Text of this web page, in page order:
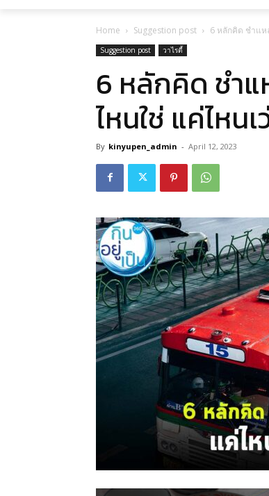
Home Suggestion post 6 หลักคิด ชำแห
Suggestion post วาไรตี้
6 หลักคิด ชำแ
ไหนใช่ แค่ไหน
By kinyupen_admin - April 12, 2023